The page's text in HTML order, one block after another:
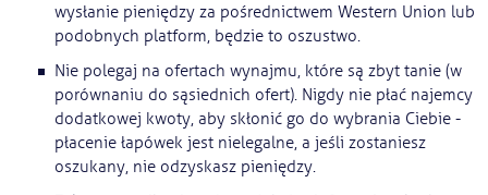
wysłanie pieniędzy za pośrednictwem Western Union lub
podobnych platform, będzie to oszustwo.
Nie polegaj na ofertach wynajmu, które są zbyt tanie (w
porównaniu do sąsiednich ofert). Nigdy nie płać najemcy
dodatkowej kwoty, aby skłonić go do wybrania Ciebie -
płacenie łapówek jest nielegalne, a jeśli zostaniesz
oszukany, nie odzyskasz pieniędzy.